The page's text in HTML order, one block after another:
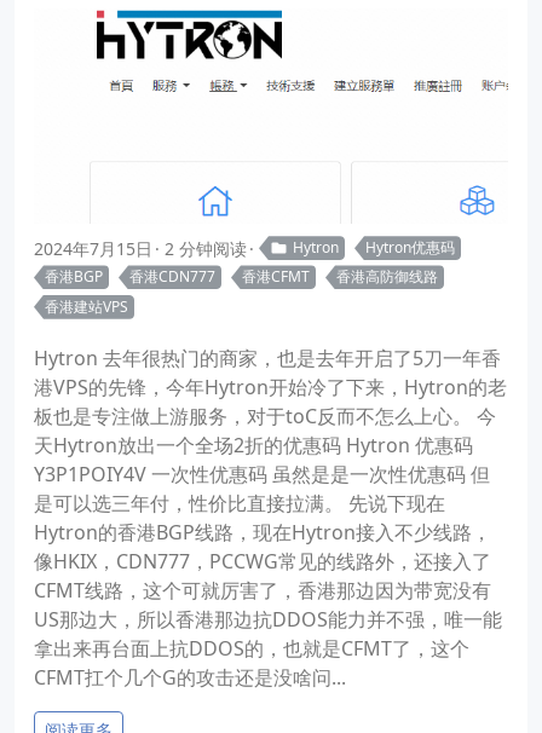
2024年7月15日 2 分钟阅读 Hytron
Hytron优惠码
香港BGP
香港CDN777 香港CFMT
香港高防御线路
香港建站VPS
Hytron 去年很热门的商家，也是去年开启了5刀一年香
港VPS的先锋，今年Hytron开始冷了下来，Hytron的老
板也是专注做上游服务，对于toC反而不怎么上心。 今
天Hytron放出一个全场2折的优惠码 Hytron 优惠码
Y3P1POIY4V 一次性优惠码 虽然是是一次性优惠码 但
是可以选三年付，性价比直接拉满。 先说下现在
Hytron的香港BGP线路，现在Hytron接入不少线路，
像HKIX，CDN777，PCCWG常见的线路外，还接入了
CFMT线路，这个可就厉害了，香港那边因为带宽没有
US那边大，所以香港那边抗DDOS能力并不强，唯一能
拿出来再台面上抗DDOS的，也就是CFMT了，这个
CFMT扛个几个G的攻击还是没啥问...